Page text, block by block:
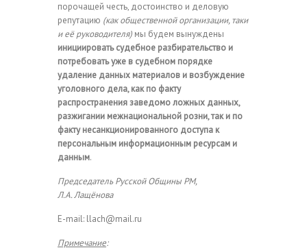
порочащей честь, достоинство и деловую
репутацию (как общественной организации, таки
и её руководителя) мы будем вынуждены
инициировать судебное разбирательство и
потребовать уже в судебном порядке
удаление данных материалов и возбуждение
уголовного дела, как по факту
распространения заведомо ложных данных,
разжигании межнациональной розни, так и по
факту несанкционированного доступа к
персональным информационным ресурсам и
данным.
Председатель Русской Общины РМ,
Л.А. Лащёнова
E-mail: llach@mail.ru
Примечание: